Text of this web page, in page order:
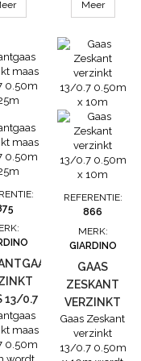
ter
13
50
een dubbele
bescherming
geboden.Dit
vlechtwerk
heeft ter
versteviging
dubbele
kantdraden.
maas: 13
mmdraaddikte:
1,0
mmhoogte: 50
cmlengte: 10...
Meer
13/0.7
X 25M
maas
0.50m
REFERENTIE:
866
MERK:
GIARDINO
GAAS
ZESKANT
VERZINKT
13/0.7 0.50M
X 10M
Gaas Zeskant
verzinkt
13/0.7 0.50m